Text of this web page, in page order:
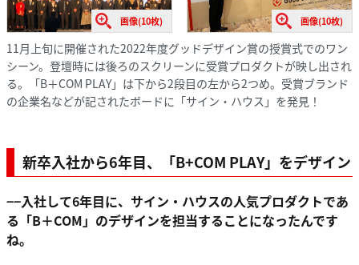
画像(10枚) 画像(10枚)
11月上旬に開催された2022年度グッドデザイン賞の授賞式でのワン
シーン。登壇時には後ろのスクリーンに受賞プロダクトが映し出され
る。「B＋COM PLAY」は下から2段目の左から2つめ。受賞ブランド
の企業名などが記されたボードに「サイン・ハウス」を発見！
新卒入社から6年目、「B+COM PLAY」をデザイン
−−入社して6年目に、サイン・ハウスの人気プロダクトであ
る「B＋COM」のデザインを担当することになったんです
ね。